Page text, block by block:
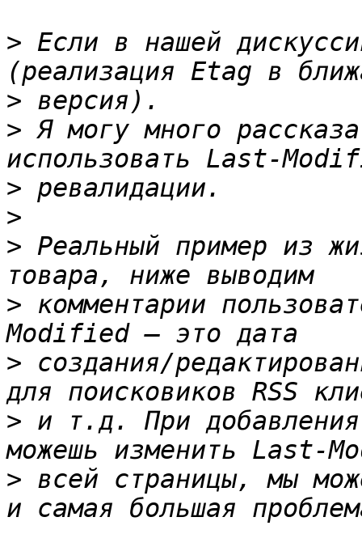
> Если в нашей
>
> Я могу много
>
>
> Реальный пример из
> комментарии
> создания/
> и т.д. При
> всей страницы, мы